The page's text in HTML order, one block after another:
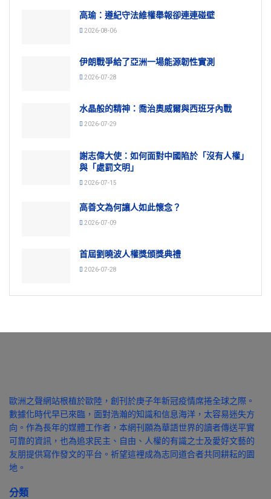
高瑜：遵紀守法維權舉報卻連連碰壁
2026-08-06
伊朗戰爭給了亞洲一場能源韌性實測
2026-07-28
水晶般的精神：喬治奧威爾與西班牙內戰
2026-07-29
謝志偉大使：如何面對中國陷於「沒有人權」
與「處罰文明」
2026-07-15
高善文為何讓人如此懷念？
2026-07-09
首屆劉曉波人權獎頒獎典禮
2026-07-28
歐洲之聲網站根植於歐陸，創刊於庚子年新冠疫情席捲全球之際。
數據化時代早已來臨，面對浩瀚的知識和信息海洋，太容易迷失方
向。作為長年的媒體工作者，本網刊願為華語世界的讀者傳送平實
可靠的資訊，也為追求民主、自由、人權的有識之士及愛好文藝的
友朋提供寫作發文的平台。祈望這裡成為志同道合者共同耕耘的園
地。
分類